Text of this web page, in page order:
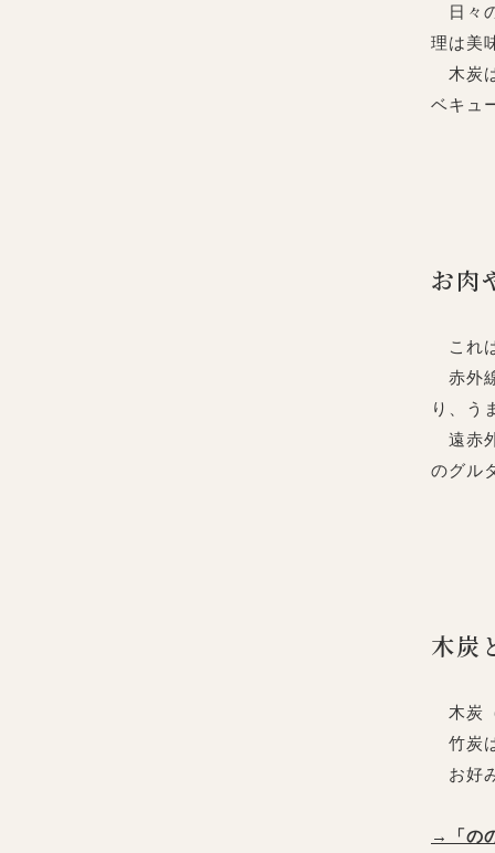
日々
理は美
木炭
ベキュ
お肉
これ
赤外
り、う
遠赤
のグル
木炭
木炭
竹炭
お好
→「の